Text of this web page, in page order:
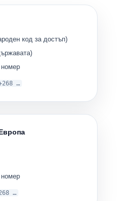
код за достъп)
номер
…
номер
…